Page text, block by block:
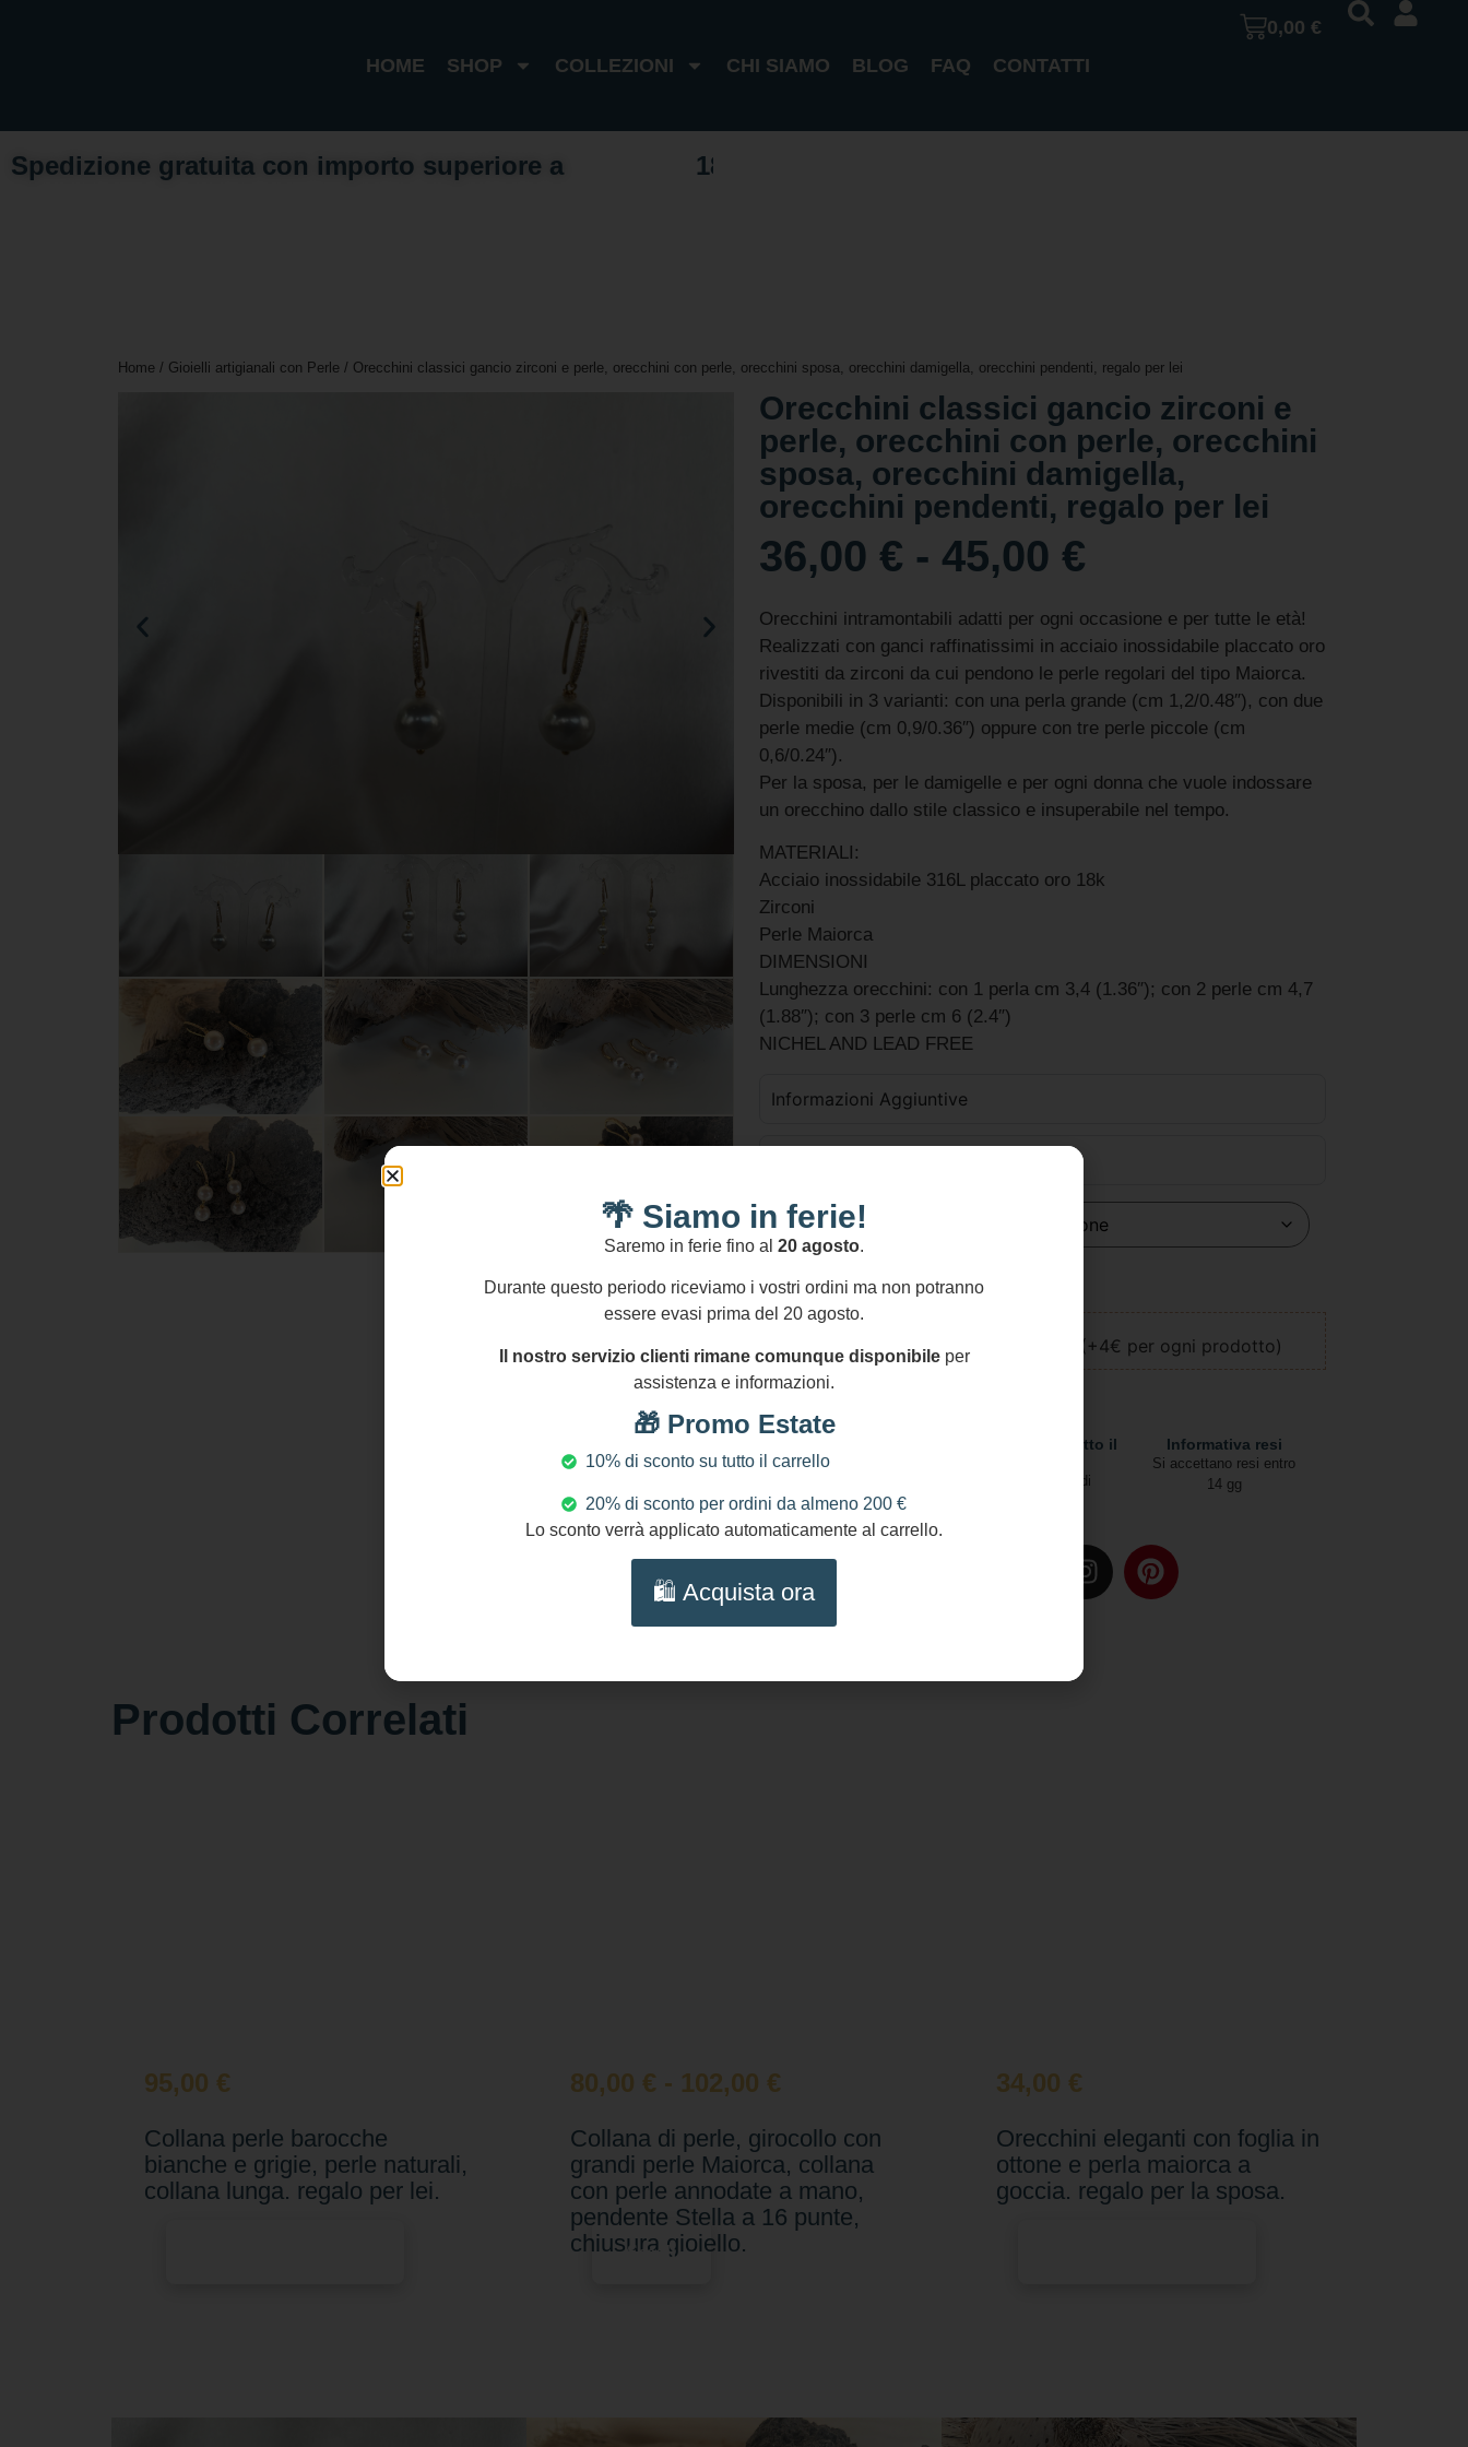
HOME SHOP COLLEZIONI CHI SIAMO BLOG FAQ CONTATTI
0,00€
Spedizione gratuita con importo superiore a 18
Home / Gioielli artigianali con Perle / Orecchini classici gancio zirconi e perle, orecchini con perle, orecchini sposa, orecchini damigella, orecchini pendenti, regalo per lei
Orecchini classici gancio zirconi e
perle, orecchini con perle, orecchini
sposa, orecchini damigella,
orecchini pendenti, regalo per lei
36,00 € - 45,00 €
Orecchini intramontabili adatti per ogni occasione e per tutte le età!
Realizzati con ganci raffinatissimi in acciaio inossidabile placcato oro
rivestiti da zirconi da cui pendono le perle regolari del tipo Maiorca.
Disponibili in 3 varianti: con una perla grande (cm 1,2/0.48″), con due
perle medie (cm 0,9/0.36″) oppure con tre perle piccole (cm
0,6/0.24″).
Per la sposa, per le damigelle e per ogni donna che vuole indossare
un orecchino dallo stile classico e insuperabile nel tempo.
MATERIALI:
Acciaio inossidabile 316L placcato oro 18k
Zirconi
Perle Maiorca
DIMENSIONI
Lunghezza orecchini: con 1 perla cm 3,4 (1.36″); con 2 perle cm 4,7
(1.88″); con 3 perle cm 6 (2.4″)
NICHEL AND LEAD FREE
Informazioni Aggiuntive
Composizione
Aggiungi Al Carrello
Aggiungi confezione regalo (+4€ per ogni prodotto)
Transazioni protette al
Spedizioni in tutto il
Due modalità di
Informativa resi
Si accettano resi entro
14 gg
Prodotti Correlati
95,00 €
Collana perle barocche
bianche e grigie, perle naturali,
collana lunga. regalo per lei.
80,00 € - 102,00 €
Collana di perle, girocollo con
grandi perle Maiorca, collana
con perle annodate a mano,
pendente Stella a 16 punte,
chiusura gioiello.
Scegli
34,00 €
Orecchini eleganti con foglia in
ottone e perla maiorca a
goccia. regalo per la sposa.
🌴 Siamo in ferie!
Saremo in ferie fino al 20 agosto.
Durante questo periodo riceviamo i vostri ordini ma non potranno
essere evasi prima del 20 agosto.
Il nostro servizio clienti rimane comunque disponibileper
assistenza e informazioni.
🎁 Promo Estate
10% di sconto su tutto il carrello
20% di sconto per ordini da almeno 200 €
Lo sconto verrà applicato automaticamente al carrello.
🛍️ Acquista ora